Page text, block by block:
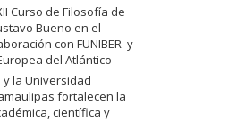
Curso de Filosofía de
Bueno en el
con FUNIBER y
del Atlántico
y la Universidad
fortalecen la
científica y